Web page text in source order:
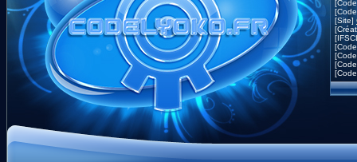
[Site]